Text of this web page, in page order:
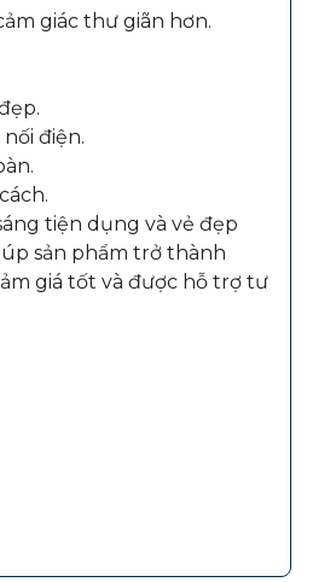
giác thư giãn hơn.
điện.
tiện dụng và vẻ đẹp
sản phẩm trở thành
giá tốt và được hỗ trợ tư